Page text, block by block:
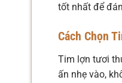
tốt nhất để
Cách Chọn
Tim lợn tươi
ấn nhẹ vào,